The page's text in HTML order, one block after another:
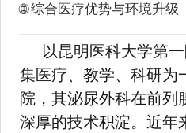
🌐 综合医疗优势与环境升级
以昆明医科大学第
集医疗、教学、科研为
院，其泌尿外科在前列
深厚的技术积淀。近年